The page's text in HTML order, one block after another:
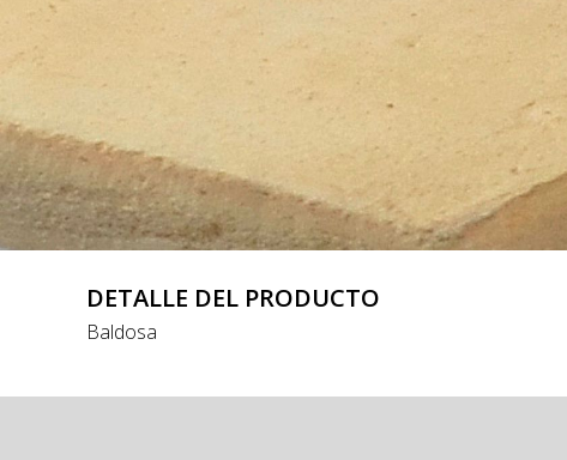
DETALLE DEL PRODUCTO
Baldosa